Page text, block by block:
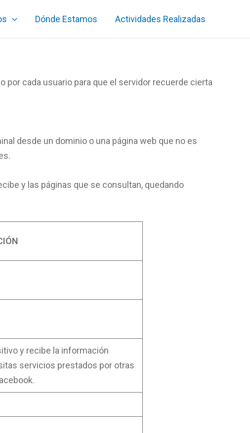
Dónde Estamos Actividades Realizadas
cada usuario para que el servidor recuerde cierta
desde un dominio o una página web que no es
y las páginas que se consultan, quedando
y recibe la información
servicios prestados por otras